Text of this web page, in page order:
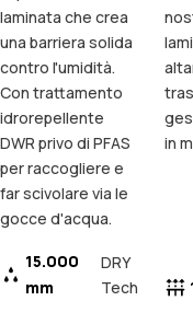
laminata che crea
una barriera solida
contro l'umidità.
Con trattamento
idrorepellente
DWR privo di PFAS
per raccogliere e
far scivolare via le
gocce d'acqua.
15.000
mm
DRY
Tech
in